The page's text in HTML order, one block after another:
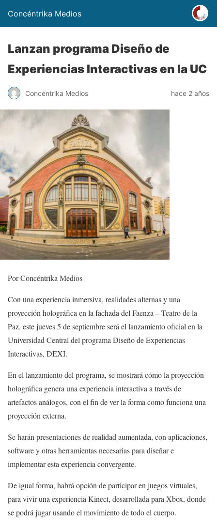
Concéntrika Medios
Lanzan programa Diseño de
Experiencias Interactivas en la UC
Concéntrika Medios hace 2 años
Por Concéntrika Medios
Con una experiencia inmersiva, realidades alternas y una
proyección holográfica en la fachada del Faenza – Teatro de la
Paz, este jueves 5 de septiembre será el lanzamiento oficial en la
Universidad Central del programa Diseño de Experiencias
Interactivas, DEXI.
En el lanzamiento del programa, se mostrará cómo la proyección
holográfica genera una experiencia interactiva a través de
artefactos análogos, con el fin de ver la forma como funciona una
proyección externa.
Se harán presentaciones de realidad aumentada, con aplicaciones,
software y otras herramientas necesarias para diseñar e
implementar esta experiencia convergente.
De igual forma, habrá opción de participar en juegos virtuales,
para vivir una experiencia Kinect, desarrollada para Xbox, donde
se podrá jugar usando el movimiento de todo el cuerpo.